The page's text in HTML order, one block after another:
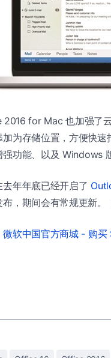
2016 for Mac 也加强了
加为存储位置，方便快
强功能、以及 Windows
去年年底已经开启了
布，期间会有常规更新。
微软中国官方商城 - 购